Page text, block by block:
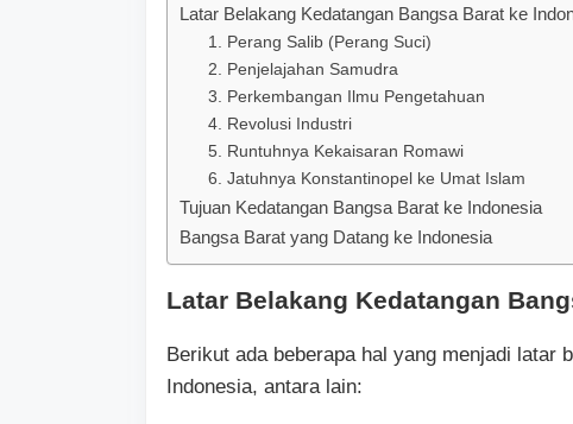
Latar Belakang Kedatangan Bangsa Barat ke
1. Perang Salib (Perang Suci)
2. Penjelajahan Samudra
3. Perkembangan Ilmu Pengetahuan
4. Revolusi Industri
5. Runtuhnya Kekaisaran Romawi
6. Jatuhnya Konstantinopel ke Umat Islam
Tujuan Kedatangan Bangsa Barat ke Indonesia
Bangsa Barat yang Datang ke Indonesia
Latar Belakang Kedatangan
Berikut ada beberapa hal yang menjadi latar
Indonesia, antara lain: